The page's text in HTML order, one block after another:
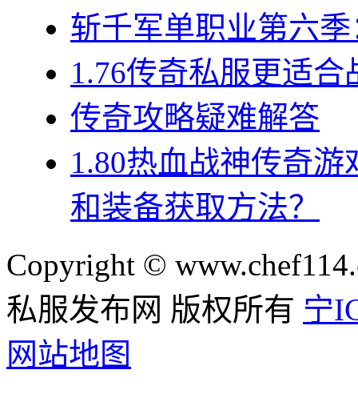
斩千军单职业第六
1.76传奇私服更适
传奇攻略疑难解答
1.80热血战神传奇
和装备获取方法？
Copyright ©
私服发布网 版权所有 宁
网站地图